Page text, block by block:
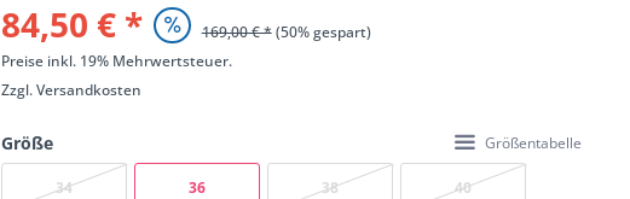
84,50 € * 169,00 € *(50% gespart)
Preise inkl. 19% Mehrwertsteuer.
Zzgl.Versandkosten
Größe Größentabelle
34 36 38 40